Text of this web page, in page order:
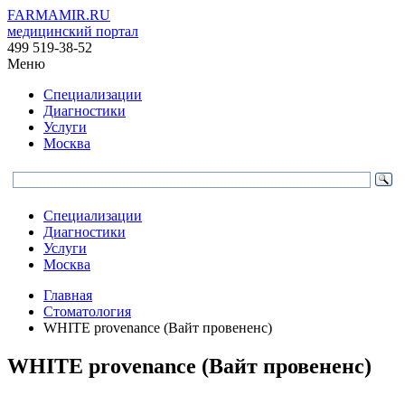
FARMAMIR.RU
медицинский портал
499 519-38-52
Меню
Специализации
Диагностики
Услуги
Москва
Специализации
Диагностики
Услуги
Москва
Главная
Стоматология
WHITE provenance (Вайт провененс)
WHITE provenance (Вайт провененс)